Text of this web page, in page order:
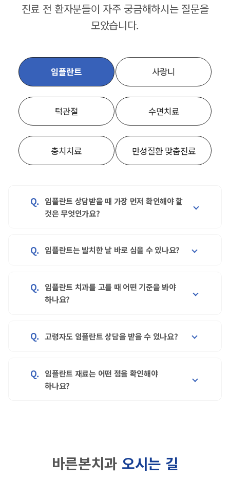
진료 전 환자분들이 자주 궁금해하시는 질문을
모았습니다.
임플란트 사랑니
턱관절 수면치료
충치치료 만성질환 맞춤진료
임플란트 상담받을 때 가장 먼저 확인해야 할
것은 무엇인가요?
매탄동치과를 찾는 분들 중 임플란트를 고민하신다면
CT를 활용해 구강 구조를 입체적으로 살피고, 발치
즉시 임플란트 가능 여부도 함께 검토합니다. 당뇨나
안전합니다.
임플란트는 발치한 날 바로 심을 수 있나요?
수원시청역치과를 검색하며 발치 즉시 임플란트를
알아보는 분들이 많습니다. 발치 즉시 임플란트는
여부가 달라집니다. 수원바른본치과는 무리한
임플란트 치과를 고를 때 어떤 기준을 봐야
하나요?
수원치과잘하는곳을 찾을 때는 임플란트 식립 경험만
기반 진단과 안전한 정품 재료 사용을 중요하게
생각합니다. 과잉진료보다 환자에게 필요한 치료를
고령자도 임플란트 상담을 받을 수 있나요?
인계동치과 근처에서 고령자 임플란트를 알아보는
분들은 나이보다 잇몸뼈 상태, 복용 약, 당뇨·심혈관
임플란트 재료는 어떤 점을 확인해야
하나요?
상태와 교합에 맞는 재료를 선택해야 오래 안정적으로
바른본치과 오시는 길